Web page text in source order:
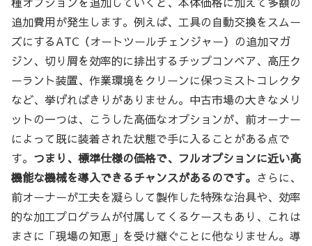
追加費用が発生します。例えば、工具の自動交換をスムー
ズにするATC（オートツールチェンジャー）の追加マガ
ジン、切り屑を効率的に排出するチップコンベア、高圧ク
ーラント装置、作業環境をクリーンに保つミストコレクタ
など、挙げればきりがありません。中古市場の大きなメリ
ットの一つは、こうした高価なオプションが、前オーナー
によって既に装着された状態で手に入ることがある点で
す。 つまり、標準仕様の価格で、フルオプションに近い高
機能な機械を導入できるチャンスがあるのです。 さらに、
前オーナーが工夫を凝らして製作した特殊な治具や、効率
的な加工プログラムが付属してくるケースもあり、これは
まさに「現場の知恵」を受け継ぐことに他なりません。導